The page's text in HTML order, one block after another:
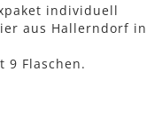
individuell
aus Hallerndorf in
9 Flaschen.